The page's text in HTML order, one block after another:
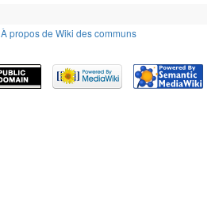
À propos de Wiki des communs